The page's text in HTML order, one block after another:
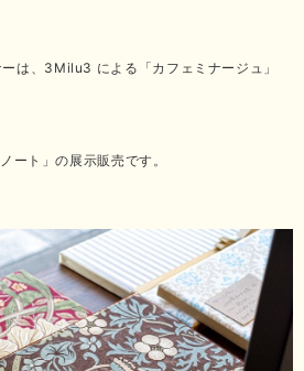
は、3Milu3 による「カフェミナージュ」
ート」の展示販売です。